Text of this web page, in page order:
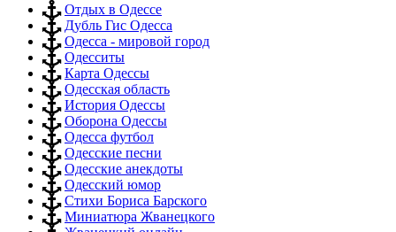
Отдых в Одессе
Дубль Гис Одесса
Одесса - мировой город
Одесситы
Карта Одессы
Одесская область
История Одессы
Оборона Одессы
Одесса футбол
Одесские песни
Одесские анекдоты
Одесский юмор
Стихи Бориса Барского
Миниатюра Жванецкого